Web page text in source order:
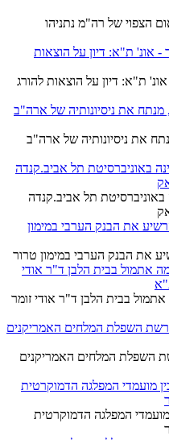
הצפוי של רה"מ נתניהו
ת"א: דיון על הוצאות להורג
את ניסיונותיה של ארה"ב
באוניברסיטת תל אביב.קנדה
את הבנק הערבי במימון טרור
בבית הלבן ד"ר אודי זומר
השפלת המלחים האמריקנים
בין מועמדי המפלגה הדמוקרטית